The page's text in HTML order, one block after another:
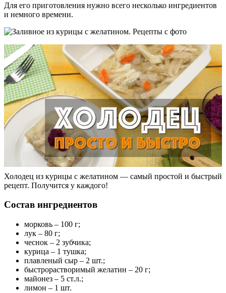
Для его приготовления нужно всего несколько ингредиентов
и немного времени.
Холодец из курицы с желатином — самый простой и быстрый
рецепт. Получится у каждого!
Состав ингредиентов
морковь – 100 г;
лук – 80 г;
чеснок – 2 зубчика;
курица – 1 тушка;
плавленый сыр – 2 шт.;
быстрорастворимый желатин – 20 г;
майонез – 5 ст.л.;
лимон – 1 шт.